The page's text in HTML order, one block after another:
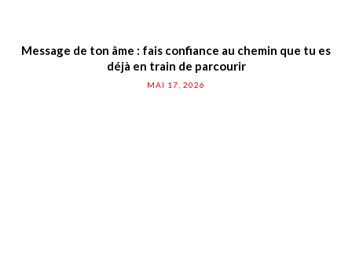
Message de ton âme : fais confiance au chemin que tu es
déjà en train de parcourir
MAI 17, 2026